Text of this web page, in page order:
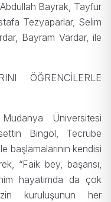
Bayrak, Tayfur
Tezyaparlar, Selim
Bayram Vardar, ile
ÖĞRENCİLERLE
Mudanya Üniversitesi
Bingöl, Tecrübe
başlamalarının kendisi
“Faik bey, başarısı,
hayatımda da çok
kuruluşunun her